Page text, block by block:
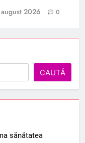
2026 0
CAUTĂ
sănătatea